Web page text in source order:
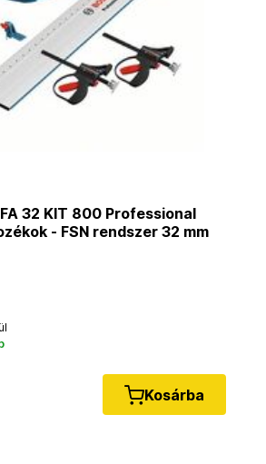
32 KIT 800 Professional
- FSN rendszer 32 mm
Kosárba